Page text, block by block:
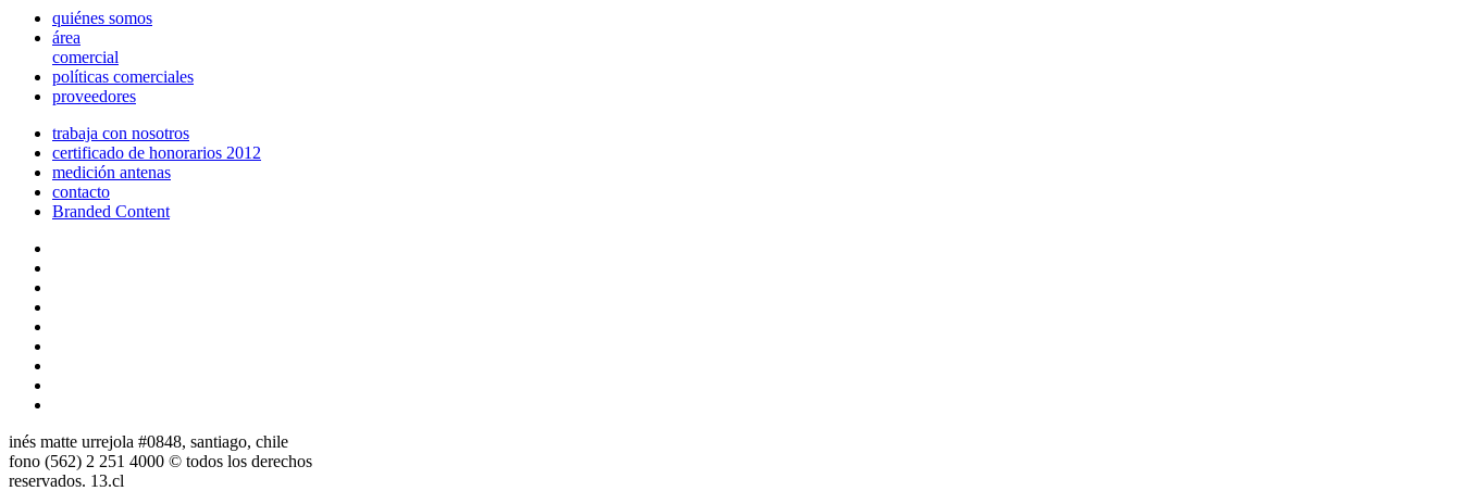
quiénes somos
área
comercial
políticas comerciales
proveedores
trabaja con nosotros
certificado de honorarios 2012
medición antenas
contacto
Branded Content
inés matte urrejola #0848, santiago, chile
fono (562) 2 251 4000 © todos los derechos
reservados. 13.cl